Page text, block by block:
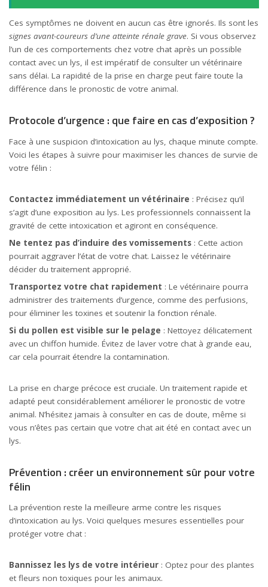
Ces symptômes ne doivent en aucun cas être ignorés. Ils sont les
signes avant-coureurs d’une atteinte rénale grave. Si vous observez
l’un de ces comportements chez votre chat après un possible
contact avec un lys, il est impératif de consulter un vétérinaire
sans délai. La rapidité de la prise en charge peut faire toute la
différence dans le pronostic de votre animal.
Protocole d’urgence : que faire en cas d’exposition ?
Face à une suspicion d’intoxication au lys, chaque minute compte.
Voici les étapes à suivre pour maximiser les chances de survie de
votre félin :
Contactez immédiatement un vétérinaire : Précisez qu’il
s’agit d’une exposition au lys. Les professionnels connaissent la
gravité de cette intoxication et agiront en conséquence.
Ne tentez pas d’induire des vomissements : Cette action
pourrait aggraver l’état de votre chat. Laissez le vétérinaire
décider du traitement approprié.
Transportez votre chat rapidement : Le vétérinaire pourra
administrer des traitements d’urgence, comme des perfusions,
pour éliminer les toxines et soutenir la fonction rénale.
Si du pollen est visible sur le pelage : Nettoyez délicatement
avec un chiffon humide. Évitez de laver votre chat à grande eau,
car cela pourrait étendre la contamination.
La prise en charge précoce est cruciale. Un traitement rapide et
adapté peut considérablement améliorer le pronostic de votre
animal. N’hésitez jamais à consulter en cas de doute, même si
vous n’êtes pas certain que votre chat ait été en contact avec un
lys.
Prévention : créer un environnement sûr pour votre
félin
La prévention reste la meilleure arme contre les risques
d’intoxication au lys. Voici quelques mesures essentielles pour
protéger votre chat :
Bannissez les lys de votre intérieur : Optez pour des plantes
et fleurs non toxiques pour les animaux.